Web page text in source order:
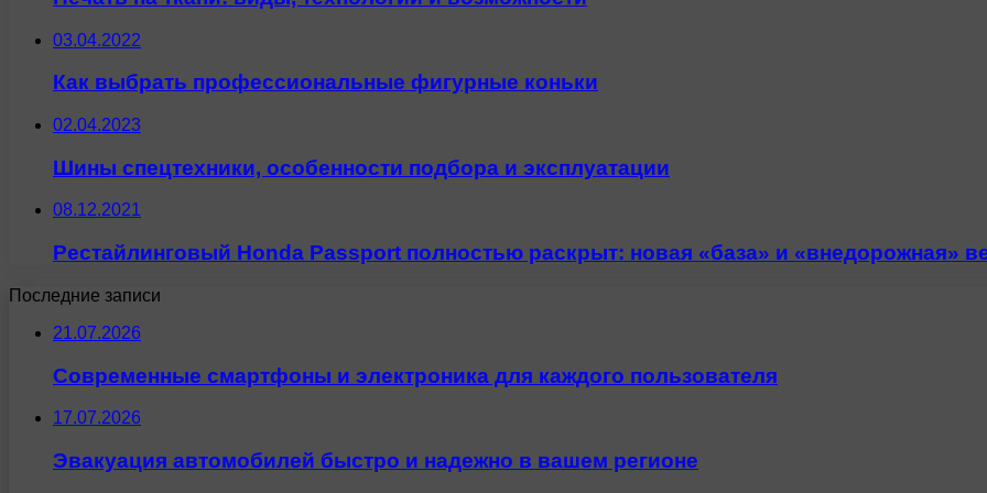
03.04.2022
Как выбрать профессиональные фигурные коньки
02.04.2023
Шины спецтехники, особенности подбора и эксплуатации
08.12.2021
Рестайлинговый Honda Passport полностью раскрыт: новая «база» и «внедорожная»
Последние записи
21.07.2026
Современные смартфоны и электроника для каждого пользователя
17.07.2026
Эвакуация автомобилей быстро и надежно в вашем регионе